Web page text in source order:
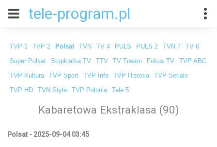
tele-program.pl
TVP 1 TVP 2 Polsat TVN TV 4 PULS PULS 2 TVN 7 TV 6
Super Polsat Stopklatka TV TTV TV Trwam Fokus TV TVP ABC
TVP Kultura TVP Sport TVP Info TVP Historia TVP Seriale
TVP HD TVN Style TVP Polonia Tele 5
Kabaretowa Ekstraklasa (90)
Polsat - 2025-09-04 03:45